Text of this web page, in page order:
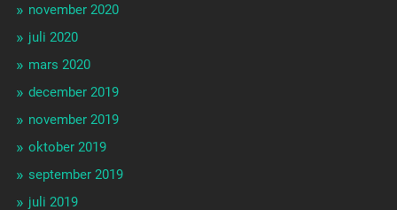
november 2020
juli 2020
mars 2020
december 2019
november 2019
oktober 2019
september 2019
juli 2019